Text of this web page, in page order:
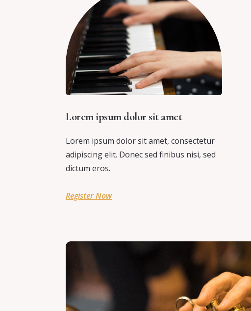
Lorem ipsum dolor sit amet
Lorem ipsum dolor sit amet, consectetur
adipiscing elit. Donec sed finibus nisi, sed
dictum eros.
Register Now